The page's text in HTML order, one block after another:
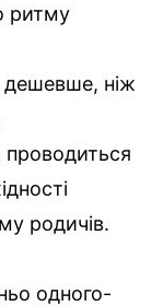
ритму
дешевше, ніж
родичів.
одного-